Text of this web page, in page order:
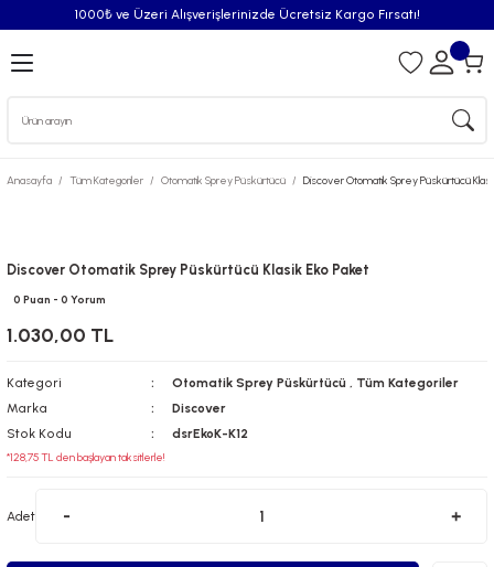
1000₺ ve Üzeri Alışverişlerinizde Ücretsiz Kargo Fırsatı!
Geri Dön
Spreyleri
Pisuvar Plastiği
Anasayfa Tüm Kategoriler Otomatik Sprey Püskürtücü Discover Otomatik Sprey Püskürtücü
Discover Otomatik Sprey Püskürtücü Klasik Eko Paket
0 Puan - 0 Yorum
1.030,00 TL
Kategori Otomatik Sprey Püskürtücü , Tüm Kategoriler
Marka
Discover
Stok Kodu
dsrEkoK-K12
*128,75 TL den başlayan taksitlerle!
Adet